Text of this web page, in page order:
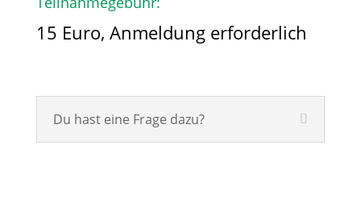
15 Euro, Anmeldung erforderlich
Du hast eine Frage dazu?